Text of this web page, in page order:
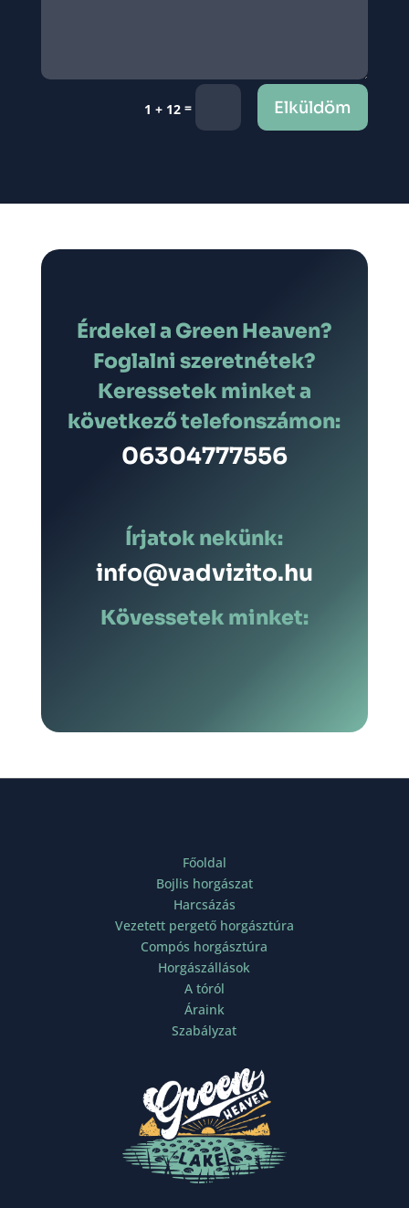
1 + 12 = Elküldöm
Érdekel a Green Heaven?
Foglalni szeretnétek?
Keressetek minket a
következő telefonszámon:
06304777556
Írjatok nekünk:
info@vadvizito.hu
Kövessetek minket:
Főoldal
Bojlis horgászat
Harcsázás
Vezetett pergető horgásztúra
Compós horgásztúra
Horgászállások
A tóról
Áraink
Szabályzat